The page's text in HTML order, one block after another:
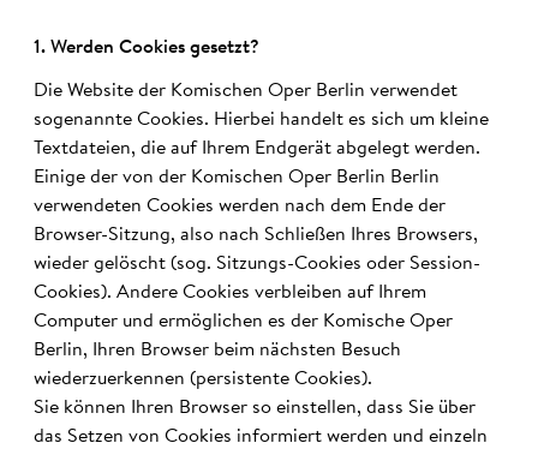
1. Werden Coo­kies ge­setzt?
Die Website der Komischen Oper Berlin verwendet
sogenannte Cookies. Hierbei handelt es sich um kleine
Textdateien, die auf Ihrem Endgerät abgelegt werden.
Einige der von der Komischen Oper Berlin Berlin
verwendeten Cookies werden nach dem Ende der
Browser-Sitzung, also nach Schließen Ihres Browsers,
wieder gelöscht (sog. Sitzungs-Cookies oder Session-
Cookies). Andere Cookies verbleiben auf Ihrem
Computer und ermöglichen es der Komische Oper
Berlin, Ihren Browser beim nächsten Besuch
wiederzuerkennen (persistente Cookies).
Sie können Ihren Browser so einstellen, dass Sie über
das Setzen von Cookies informiert werden und einzeln